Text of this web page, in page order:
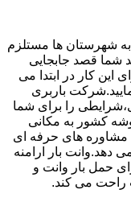
شهرستان ها مستلزم
شما قصد جابجایی
این کار در ابتدا می
باربری
را برای شما
کشور به مکانی
مشاوره های حرفه ای
بار ارامنه
حمل بار وانت و
راحت می کند.